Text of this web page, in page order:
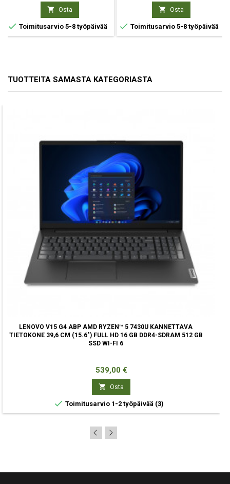
 Osta
 Toimitusarvio 5-8 työpäivää
 Osta
 Toimitusarvio 5-8 työpäivää
TUOTTEITA SAMASTA KATEGORIASTA
LENOVO V15 G4 ABP AMD RYZEN™ 5 7430U KANNETTAVA
TIETOKONE 39,6 CM (15.6") FULL HD 16 GB DDR4-SDRAM 512 GB
SSD WI-FI 6
Hinta
539,00 €
 Osta
 Toimitusarvio 1-2 työpäivää (3)